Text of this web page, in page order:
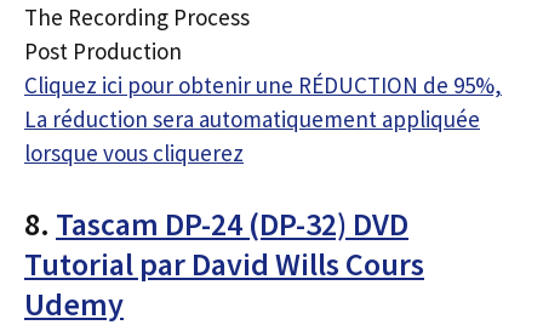
The Recording Process
Post Production
Cliquez ici pour obtenir une RÉDUCTION de 95%,
La réduction sera automatiquement appliquée
lorsque vous cliquerez
8. Tascam DP-24 (DP-32) DVD
Tutorial par David Wills Cours
Udemy